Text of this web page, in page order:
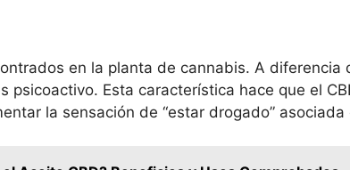
en la planta de cannabis. A diferencia
Esta característica hace que el
la sensación de “estar drogado” asociada